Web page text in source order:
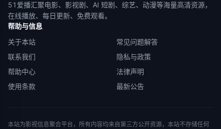
51爱播汇聚电影、影视剧、AI 短剧、综艺、动漫等海量高清资源，
在线播放、每日更新、免费观看。
帮助与信息
关于本站
常见问题解答
联系我们
隐私与政策
帮助中心
法律声明
使用条款
最新公告
本站为影视信息聚合平台，所有内容均来自第三方公开资源，本站不存储任何